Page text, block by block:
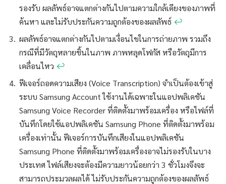
รองรับ ผลลัพธ์อาจแตกต่างกันไปตามความใกล้เคียงของภาพที่
ค้นหา และไม่รับประกันความถูกต้องของผลลัพธ์ ↩︎
ผลลัพธ์อาจแตกต่างกันไปตามเงื่อนไขในการถ่ายภาพ รวมถึง
กรณีที่มีวัตถุหลายชิ้นในภาพ ภาพหลุดโฟกัส หรือวัตถุมีการ
เคลื่อนไหว ↩︎
ฟีเจอร์ถอดความเสียง (Voice Transcription) จำเป็นต้องเข้าสู่
ระบบ Samsung Account ใช้งานได้เฉพาะในแอปพลิเคชัน
Samsung Voice Recorder ที่ติดตั้งมาพร้อมเครื่อง หรือไฟล์ที่
บันทึกโดยใช้แอปพลิเคชัน Samsung Phone ที่ติดตั้งมาพร้อม
เครื่องเท่านั้น ฟีเจอร์การบันทึกเสียงในแอปพลิเคชัน
Samsung Phone ที่ติดตั้งมาพร้อมเครื่องอาจไม่รองรับในบาง
ประเทศ ไฟล์เสียงจะต้องมีความยาวน้อยกว่า 3 ชั่วโมงจึงจะ
สามารถประมวลผลได้ ไม่รับประกันความถูกต้องของผลลัพธ์